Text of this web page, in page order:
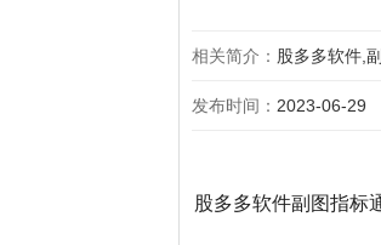
相关简介： 股多多软件,
发布时间： 2023-06-29
股多多软件副图指标